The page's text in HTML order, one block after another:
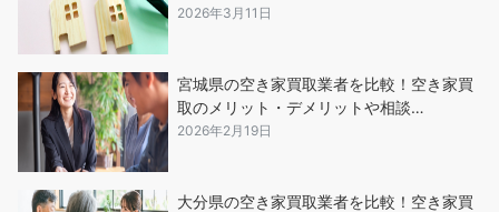
2026年3月11日
宮城県の空き家買取業者を比較！空き家買
取のメリット・デメリットや相談…
2026年2月19日
大分県の空き家買取業者を比較！空き家買